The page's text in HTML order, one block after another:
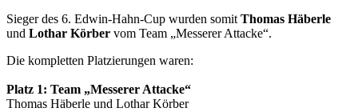
Sieger des 6. Edwin-Hahn-Cup wurden somit Thomas Häberle
und Lothar Körber vom Team „Messerer Attacke“.
Die kompletten Platzierungen waren:
Platz 1: Team „Messerer Attacke“
Thomas Häberle und Lothar Körber